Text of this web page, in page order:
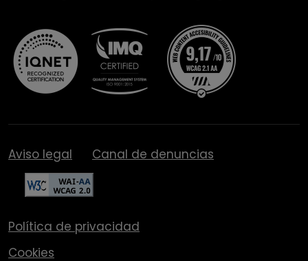
Aviso legal Canal de denuncias
Política de privacidad
Cookies